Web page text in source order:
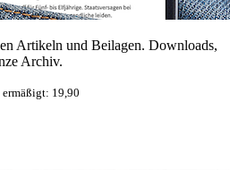
Artikeln und Beilagen. Downloads,
Archiv.
19,90